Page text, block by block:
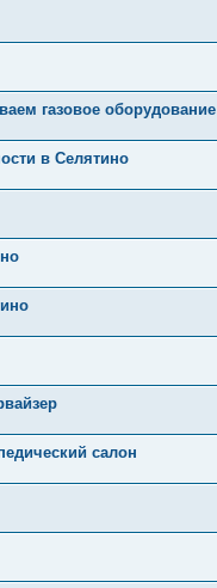
газовое оборудование
в Селятино
салон